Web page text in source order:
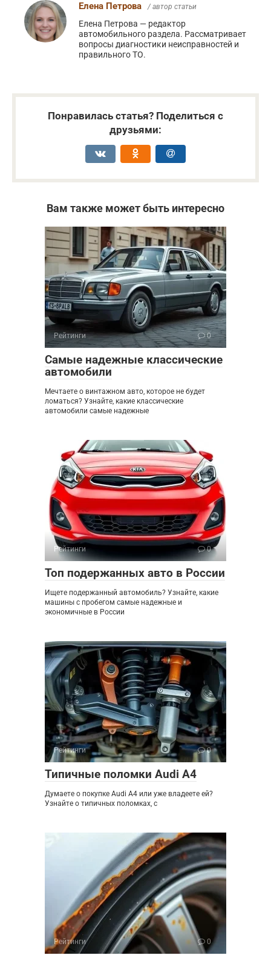
Елена Петрова / автор статьи
Елена Петрова — редактор
автомобильного раздела. Рассматривает
вопросы диагностики неисправностей и
правильного ТО.
Понравилась статья? Поделиться с
друзьями:
Вам также может быть интересно
Рейтинги 0
Самые надежные классические
автомобили
Мечтаете о винтажном авто, которое не будет
ломаться? Узнайте, какие классические
автомобили самые надежные
Рейтинги 0
Топ подержанных авто в России
Ищете подержанный автомобиль? Узнайте, какие
машины с пробегом самые надежные и
экономичные в России
Рейтинги 0
Типичные поломки Audi A4
Думаете о покупке Audi A4 или уже владеете ей?
Узнайте о типичных поломках, с
Рейтинги 0